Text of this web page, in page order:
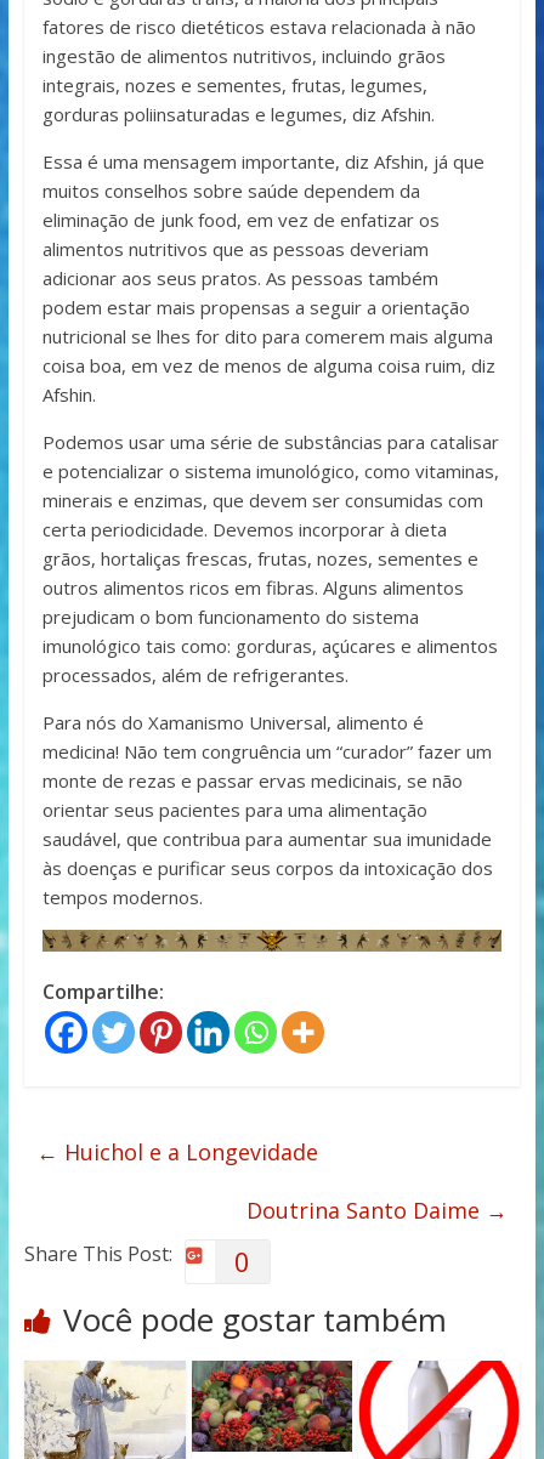
fatores de risco dietéticos estava relacionada à não
ingestão de alimentos nutritivos, incluindo grãos
integrais, nozes e sementes, frutas, legumes,
gorduras poliinsaturadas e legumes, diz Afshin.
Essa é uma mensagem importante, diz Afshin, já que
muitos conselhos sobre saúde dependem da
eliminação de junk food, em vez de enfatizar os
alimentos nutritivos que as pessoas deveriam
adicionar aos seus pratos. As pessoas também
podem estar mais propensas a seguir a orientação
nutricional se lhes for dito para comerem mais alguma
coisa boa, em vez de menos de alguma coisa ruim, diz
Afshin.
Podemos usar uma série de substâncias para catalisar
e potencializar o sistema imunológico, como vitaminas,
minerais e enzimas, que devem ser consumidas com
certa periodicidade. Devemos incorporar à dieta
grãos, hortaliças frescas, frutas, nozes, sementes e
outros alimentos ricos em fibras. Alguns alimentos
prejudicam o bom funcionamento do sistema
imunológico tais como: gorduras, açúcares e alimentos
processados, além de refrigerantes.
Para nós do Xamanismo Universal, alimento é
medicina! Não tem congruência um “curador” fazer um
monte de rezas e passar ervas medicinais, se não
orientar seus pacientes para uma alimentação
saudável, que contribua para aumentar sua imunidade
às doenças e purificar seus corpos da intoxicação dos
tempos modernos.
Compartilhe:
← Huichol e a Longevidade
Doutrina Santo Daime →
Share This Post: 0
Você pode gostar também